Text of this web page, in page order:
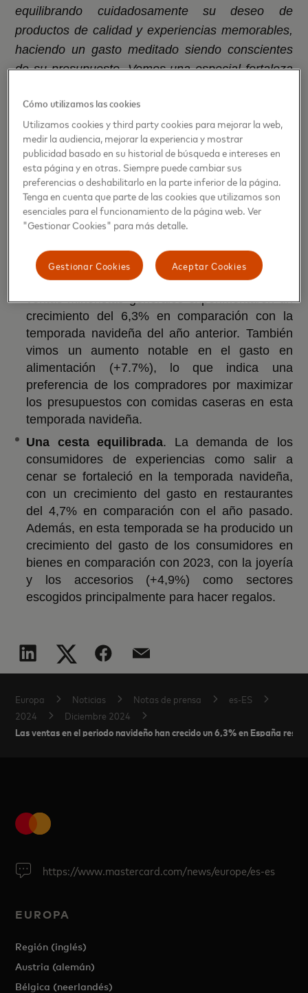
equilibrando cuidadosamente su deseo de
productos de calidad y experiencias memorables,
haciendo un gasto meditado siendo conscientes
de su presupuesto. Vemos una especial fortaleza
la que los consumidores están empezando a optar
por productos de mayor calidad”.
Tendencias clave del comercio minorista en toda
esta temporada navideña en España:
El momento más «valioso» del año. Los
consumidores españoles han priorizado el valor
en todo momento este año, respondiendo a las
promociones durante el período de compras de
noviembre y Black Friday, y llenando sus cestas
en el período previo al 24 de diciembre. Las
ventas minoristas generales experimentaron un
crecimiento del 6,3% en comparación con la
temporada navideña del año anterior. También
vimos un aumento notable en el gasto en
alimentación (+7.7%), lo que indica una
preferencia de los compradores por maximizar
los presupuestos con comidas caseras en esta
temporada navideña.
Una cesta equilibrada. La demanda de los
consumidores de experiencias como salir a
cenar se fortaleció en la temporada navideña,
con un crecimiento del gasto en restaurantes
del 4,7% en comparación con el año pasado.
Además, en esta temporada se ha producido un
crecimiento del gasto de los consumidores en
bienes en comparación con 2023, con la joyería
y los accesorios (+4,9%) como sectores
escogidos principalmente para hacer regalos.
Europa Noticias Notas de prensa
es-ES
2024
Diciembre 2024
Las ventas en el periodo navideño han crecido un 6,3% en España
https://www.mastercard.com/news/europe/es-es
EUROPA
Región (inglés)
Austria (alemán)
Bélgica (neerlandés)
Cómo utilizamos las cookies
Utilizamos cookies y third party cookies para mejorar la web,
medir la audiencia, mejorar la experiencia y mostrar
publicidad basado en su historial de búsqueda e intereses en
esta página y en otras. Siempre puede cambiar sus
preferencias o deshabilitarlo en la parte inferior de la página.
Tenga en cuenta que parte de las cookies que utilizamos son
esenciales para el funcionamiento de la página web. Ver
"Gestionar Cookies" para más detalle.
Aceptar Cookies
Gestionar Cookies